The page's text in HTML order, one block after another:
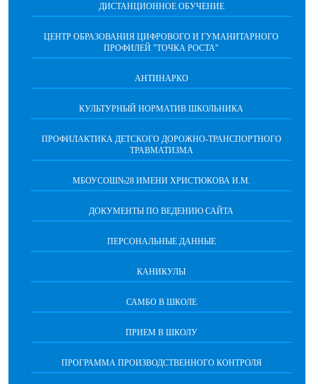
ДИСТАНЦИОННОЕ ОБУЧЕНИЕ
ЦЕНТР ОБРАЗОВАНИЯ ЦИФРОВОГО И ГУМАНИТАРНОГО
ПРОФИЛЕЙ "ТОЧКА РОСТА"
АНТИНАРКО
КУЛЬТУРНЫЙ НОРМАТИВ ШКОЛЬНИКА
ПРОФИЛАКТИКА ДЕТСКОГО ДОРОЖНО-ТРАНСПОРТНОГО
ТРАВМАТИЗМА
МБОУСОШ№28 ИМЕНИ ХРИСТЮКОВА И.М.
ДОКУМЕНТЫ ПО ВЕДЕНИЮ САЙТА
ПЕРСОНАЛЬНЫЕ ДАННЫЕ
КАНИКУЛЫ
САМБО В ШКОЛЕ
ПРИЕМ В ШКОЛУ
ПРОГРАММА ПРОИЗВОДСТВЕННОГО КОНТРОЛЯ